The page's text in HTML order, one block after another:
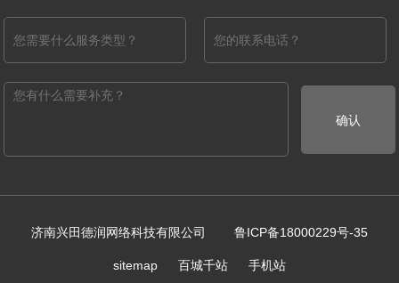
确认
济南兴田德润网络科技有限公司 鲁ICP备18000229号-35
sitemap 百城千站 手机站